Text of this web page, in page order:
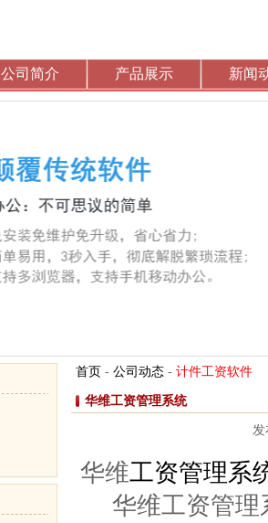
公司简介 产品展示 新闻
首页 - 公司动态 - 计件工资软件
华维工资管理系统
发
华维工资管理系
华维工资管理